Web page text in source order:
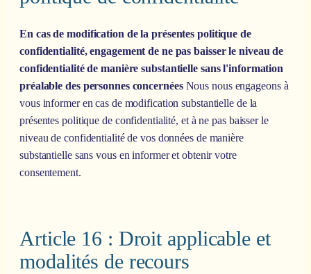
En cas de modification de la présentes politique de
confidentialité, engagement de ne pas baisser le niveau de
confidentialité de manière substantielle sans l'information
préalable des personnes concernéesNous nous engageons à
vous informer en cas de modification substantielle de la
présentes politique de confidentialité, et à ne pas baisser le
niveau de confidentialité de vos données de manière
substantielle sans vous en informer et obtenir votre
consentement.
Article 16 : Droit applicable et
modalités de recours